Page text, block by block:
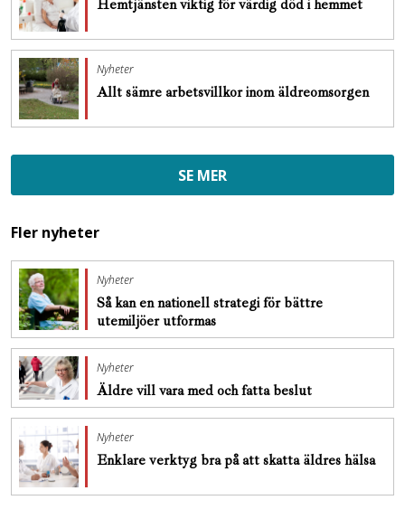
Hemtjänsten viktig för värdig död i hemmet
Nyheter
Allt sämre arbetsvillkor inom äldreomsorgen
SE MER
Fler nyheter
Nyheter
Så kan en nationell strategi för bättre
utemiljöer utformas
Nyheter
Äldre vill vara med och fatta beslut
Nyheter
Enklare verktyg bra på att skatta äldres hälsa